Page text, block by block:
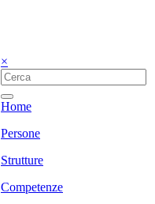
×
Home
Persone
Strutture
Competenze